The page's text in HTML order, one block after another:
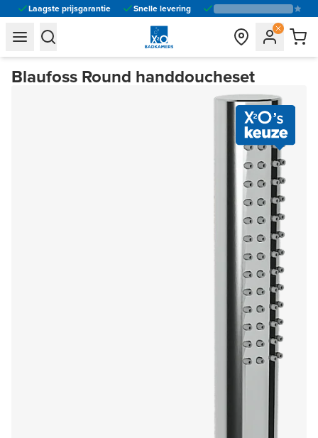
Laagste prijsgarantie Snelle levering
general.navigation.toggle_menu.label
general.navigation.toggle_menu.label
Blaufoss Round handdoucheset